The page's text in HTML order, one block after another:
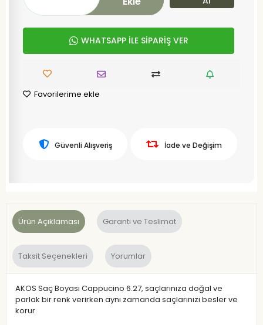
WHATSAPP İLE SİPARİŞ VER
Favorilerime ekle
Güvenli Alışveriş İade ve Değişim
Ürün Açıklaması Garanti ve Teslimat
Taksit Seçenekleri Yorumlar
AKOS Saç Boyası Cappucino 6.27, saçlarınıza doğal ve
parlak bir renk verirken aynı zamanda saçlarınızı besler ve
korur.